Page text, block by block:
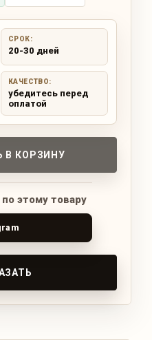
СРОК:
20-30 дней
КАЧЕСТВО:
убедитесь перед
оплатой
В КОРЗИНУ
этому товару